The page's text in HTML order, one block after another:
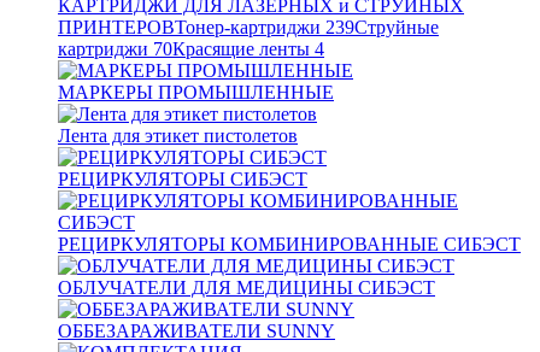
КАРТРИДЖИ ДЛЯ ЛАЗЕРНЫХ и СТРУЙНЫХ
ПРИНТЕРОВТонер-картриджи 239Струйные
картриджи 70Красящие ленты 4
МАРКЕРЫ ПРОМЫШЛЕННЫЕ
Лента для этикет пистолетов
РЕЦИРКУЛЯТОРЫ СИБЭСТ
РЕЦИРКУЛЯТОРЫ КОМБИНИРОВАННЫЕ СИБЭСТ
ОБЛУЧАТЕЛИ ДЛЯ МЕДИЦИНЫ СИБЭСТ
ОББЕЗАРАЖИВАТЕЛИ SUNNY